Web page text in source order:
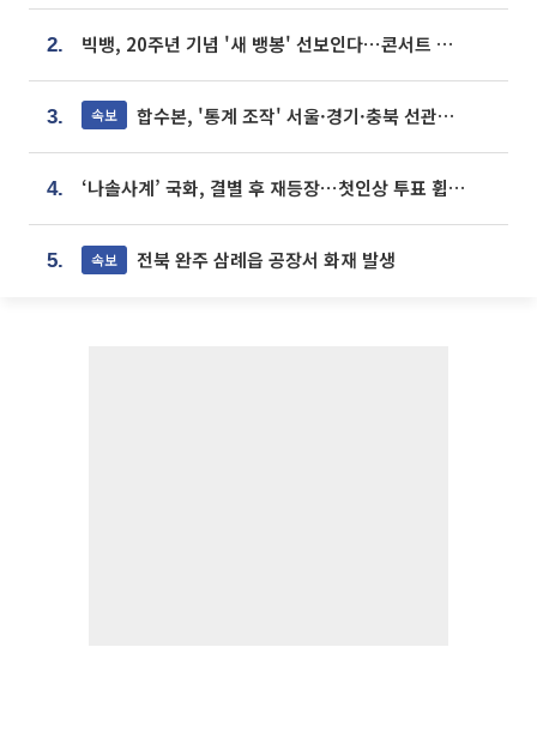
2. 빅뱅, 20주년 기념 '새 뱅봉' 선보인다⋯콘서트 앞두고 팝업 개최
3. 속보 합수본, '통계 조작' 서울·경기·충북 선관위 등 추가 압수수색
4. ‘나솔사계’ 국화, 결별 후 재등장⋯첫인상 투표 휩쓸고 ‘인기녀’ 등극
5. 속보 전북 완주 삼례읍 공장서 화재 발생